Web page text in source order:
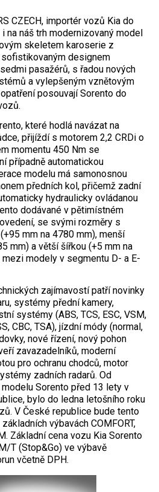
CZECH, importér vozů Kia do
na náš trh modernizovaný model
skeletem karoserie z
designem
pasažérů, s řadou nových
a vylepšeným vznětovým
posouvají Sorento do
které hodlá navázat na
přijíždí s motorem 2,2 CRDi o
momentu 450 Nm se
případně automatickou
modelu má samonosnou
předních kol, přičemž zadní
hydraulicky ovládanou
dodávané v pětimístném
se svými rozměry s
mm na 4780 mm), menší
mm) a větší šířkou (+5 mm na
modely v segmentu D- a E-
zajímavostí patří novinky
systémy přední kamery,
systémy (ABS, TCS, ESC, VSM,
CBC, TSA), jízdní módy (normal,
nové řízení, nový pohon
zavazadelníků, moderní
pro ochranu chodců, motor
zadních radarů. Od
Sorento před 13 lety v
bylo do ledna letošního roku
V České republice bude tento
výbavách COMFORT,
Základní cena vozu Kia Sorento
T (Stop&Go) ve výbavě
včetně DPH.